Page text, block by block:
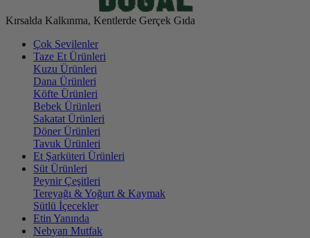
Kırsalda Kalkınma, Kentlerde Gerçek Gıda
Çok Sevilenler
Taze Et Ürünleri
Kuzu Ürünleri
Dana Ürünleri
Köfte Ürünleri
Bebek Ürünleri
Sakatat Ürünleri
Döner Ürünleri
Tavuk Ürünleri
Et Şarküteri Ürünleri
Süt Ürünleri
Peynir Çeşitleri
Tereyağı & Yoğurt & Kaymak
Sütlü İçecekler
Etin Yanında
Nebyan Mutfak